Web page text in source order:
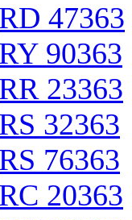
RD 47363
RY 90363
RR 23363
RS 32363
RS 76363
RC 20363